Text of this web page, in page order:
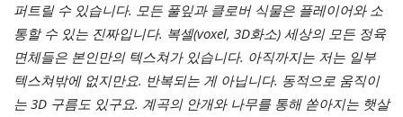
퍼트릴 수 있습니다. 모든 풀잎과 클로버 식물은 플레이어와 소
통할 수 있는 진짜입니다. 복셀(voxel, 3D화소) 세상의 모든 정육
면체들은 본인만의 텍스쳐가 있습니다. 아직까지는 저는 일부
텍스쳐밖에 없지만요. 반복되는 게 아닙니다. 동적으로 움직이
는 3D 구름도 있구요. 계곡의 안개와 나무를 통해 쏟아지는 햇살